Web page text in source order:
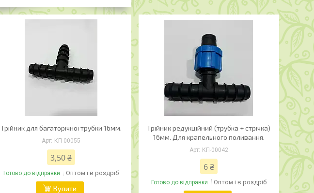
Трійник для багаторічної трубки 16мм.
КП-00055
3,50 ₴
Готово до відправки Оптом і в роздріб
Купити
Трійник редукційний (трубка + стрічка)
16мм. Для крапельного поливання.
КП-00042
6 ₴
Готово до відправки Оптом і в роздріб